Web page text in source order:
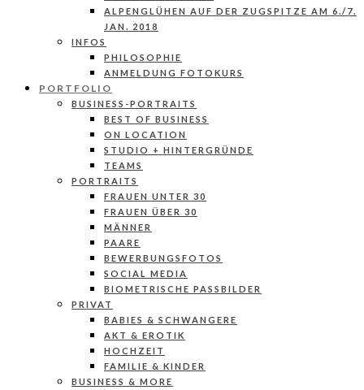
ALPENGLÜHEN AUF DER ZUGSPITZE AM 6./7.
JAN. 2018
INFOS
PHILOSOPHIE
ANMELDUNG FOTOKURS
PORTFOLIO
BUSINESS-PORTRAITS
BEST OF BUSINESS
ON LOCATION
STUDIO + HINTERGRÜNDE
TEAMS
PORTRAITS
FRAUEN UNTER 30
FRAUEN ÜBER 30
MÄNNER
PAARE
BEWERBUNGSFOTOS
SOCIAL MEDIA
BIOMETRISCHE PASSBILDER
PRIVAT
BABIES & SCHWANGERE
AKT & EROTIK
HOCHZEIT
FAMILIE & KINDER
BUSINESS & MORE